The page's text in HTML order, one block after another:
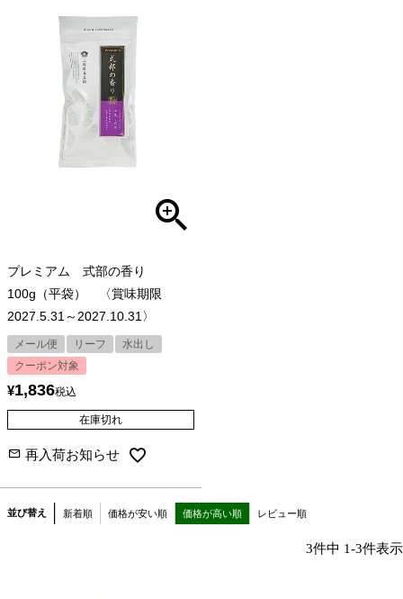
プレミアム 式部の香り
100g（平袋） 〈賞味期限
2027.5.31～2027.10.31〉
メール便 リーフ
水出し
クーポン対象
¥1,836税込
在庫切れ
再入荷お知らせ
並び替え 新着順 価格が安い順 価格が高い順 レビュー順
3件中 1-3件表示